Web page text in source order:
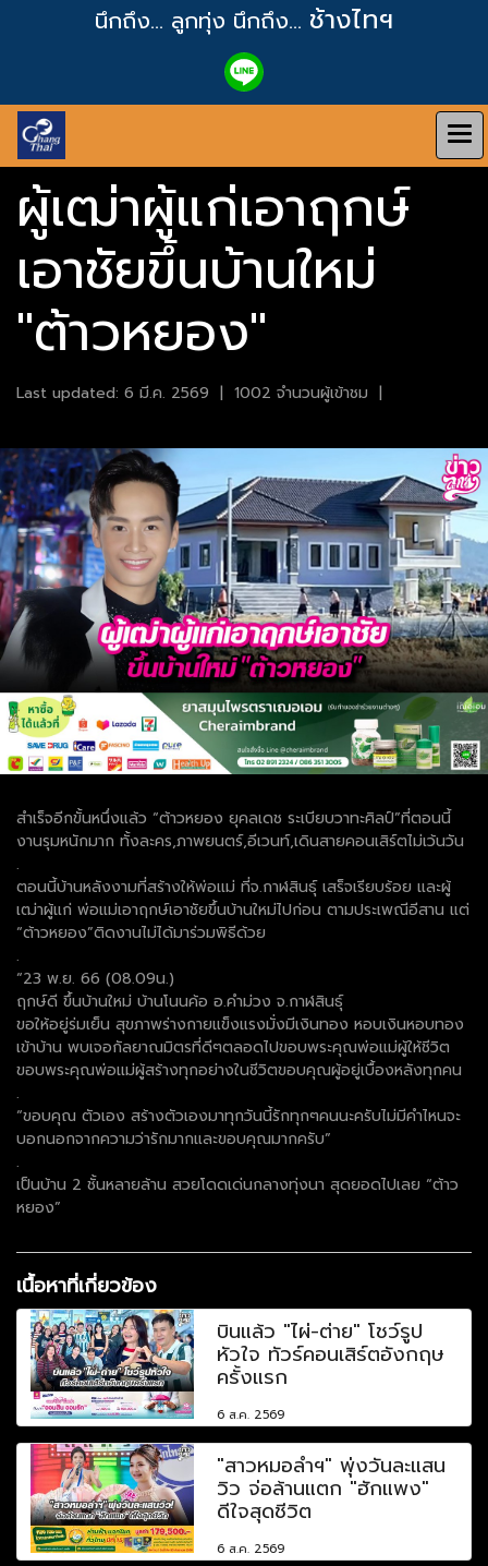
นึกถึง... ลูกทุ่ง นึกถึง... ช้างไทฯ
ผู้เฒ่าผู้แก่เอาฤกษ์
เอาชัยขึ้นบ้านใหม่
"ต้าวหยอง"
Last updated: 6 มี.ค. 2569 | 1002 จำนวนผู้เข้าชม |
สำเร็จอีกขั้นหนึ่งแล้ว “ต้าวหยอง ยุคลเดช ระเบียบวาทะศิลป์”ที่ตอนนี้
งานรุมหนักมาก ทั้งละคร,ภาพยนตร์,อีเวนท์,เดินสายคอนเสิร์ตไม่เว้นวัน
.
ตอนนี้บ้านหลังงามที่สร้างให้พ่อแม่ ที่จ.กาฬสินธุ์ เสร็จเรียบร้อย และผู้
เฒ่าผู้แก่ พ่อแม่เอาฤกษ์เอาชัยขึ้นบ้านใหม่ไปก่อน ตามประเพณีอีสาน แต่
“ต้าวหยอง”ติดงานไม่ได้มาร่วมพิธีด้วย
.
“23 พ.ย. 66 (08.09น.)
ฤกษ์ดี ขึ้นบ้านใหม่ บ้านโนนค้อ อ.คำม่วง จ.กาฬสินธุ์
ขอให้อยู่ร่มเย็น สุขภาพร่างกายแข็งแรงมั่งมีเงินทอง หอบเงินหอบทอง
เข้าบ้าน พบเจอกัลยาณมิตรที่ดีๆตลอดไปขอบพระคุณพ่อแม่ผู้ให้ชีวิต
ขอบพระคุณพ่อแม่ผู้สร้างทุกอย่างในชีวิตขอบคุณผู้อยู่เบื้องหลังทุกคน
.
“ขอบคุณ ตัวเอง สร้างตัวเองมาทุกวันนี้รักทุกๆคนนะครับไม่มีคำไหนจะ
บอกนอกจากความว่ารักมากและขอบคุณมากครับ”
.
เป็นบ้าน 2 ชั้นหลายล้าน สวยโดดเด่นกลางทุ่งนา สุดยอดไปเลย “ต้าว
หยอง”
เนื้อหาที่เกี่ยวข้อง
บินแล้ว "ไผ่-ต่าย" โชว์รูป
หัวใจ ทัวร์คอนเสิร์ตอังกฤษ
ครั้งแรก
6 ส.ค. 2569
"สาวหมอลำฯ" พุ่งวันละแสน
วิว จ่อล้านแตก "ฮักแพง"
ดีใจสุดชีวิต
6 ส.ค. 2569